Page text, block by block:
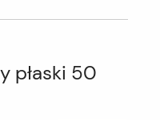
płaski 50